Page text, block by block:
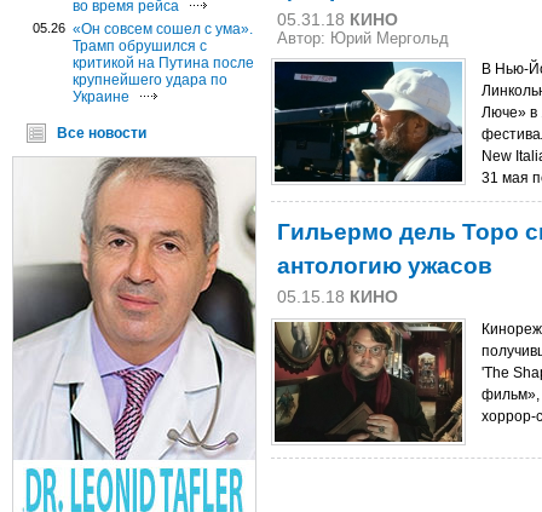
во время рейса
05.26 «Он совсем сошел с ума».
Трамп обрушился с
критикой на Путина после
крупнейшего удара по
Украине
Все новости
05.31.18 КИНО
Автор: Юрий Мергольд
В Нью-
Люче» в
New
31 мая
Гильермо дель Торо
антологию ужасов
05.15.18 КИНО
'The
фильм»,
хоррор-